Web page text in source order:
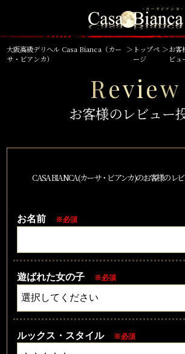
大阪高級デリヘル Casa Bianca（カー
サ・ビアンカ）
＞ トップペ
ージ
＞お客
ビュ
Review
お客様のレビュー
CASA BIANCA(カーサ・ビアンカ)のお客様のレ
お名前 ※必須
遊ばれた女の子 ※必須
ルックス・スタイル ※必須